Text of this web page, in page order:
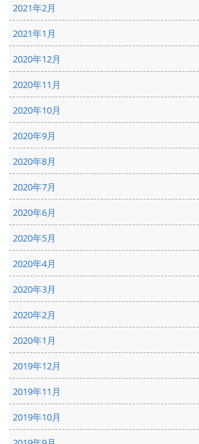
2021年2月
2021年1月
2020年12月
2020年11月
2020年10月
2020年9月
2020年8月
2020年7月
2020年6月
2020年5月
2020年4月
2020年3月
2020年2月
2020年1月
2019年12月
2019年11月
2019年10月